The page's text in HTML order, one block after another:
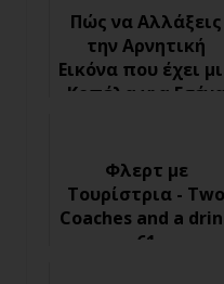
Πώς να Αλλάξεις
την Αρνητική
Εικόνα που έχει
Κοπέλα για Εσένα
Φλερτ με
Τουρίστρια - Two
Coaches and a
61